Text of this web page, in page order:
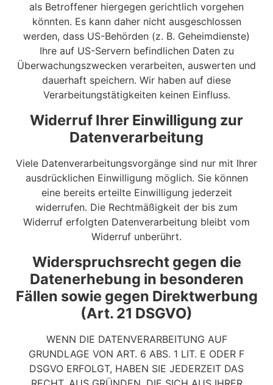
als Betroffener hiergegen gerichtlich vorgehen
könnten. Es kann daher nicht ausgeschlossen
werden, dass US-Behörden (z. B. Geheimdienste)
Ihre auf US-Servern befindlichen Daten zu
Überwachungszwecken verarbeiten, auswerten und
dauerhaft speichern. Wir haben auf diese
Verarbeitungstätigkeiten keinen Einfluss.
Widerruf Ihrer Einwilligung zur
Datenverarbeitung
Viele Datenverarbeitungsvorgänge sind nur mit Ihrer
ausdrücklichen Einwilligung möglich. Sie können
eine bereits erteilte Einwilligung jederzeit
widerrufen. Die Rechtmäßigkeit der bis zum
Widerruf erfolgten Datenverarbeitung bleibt vom
Widerruf unberührt.
Widerspruchsrecht gegen die
Datenerhebung in besonderen
Fällen sowie gegen Direktwerbung
(Art. 21 DSGVO)
WENN DIE DATENVERARBEITUNG AUF
GRUNDLAGE VON ART. 6 ABS. 1 LIT. E ODER F
DSGVO ERFOLGT, HABEN SIE JEDERZEIT DAS